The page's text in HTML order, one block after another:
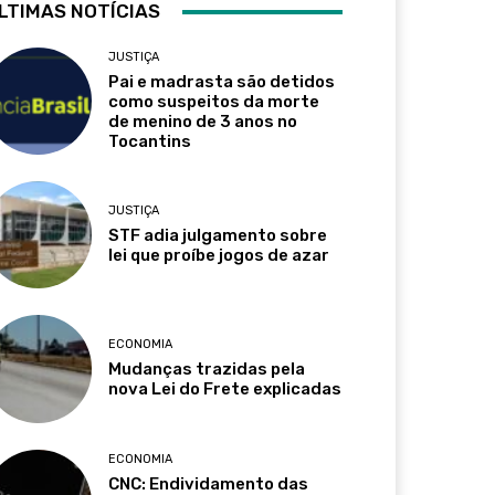
NOTÍCIAS
JUSTIÇA
Pai e madrasta são detidos
como suspeitos da morte
de menino de 3 anos no
Tocantins
JUSTIÇA
STF adia julgamento sobre
lei que proíbe jogos de azar
ECONOMIA
Mudanças trazidas pela
nova Lei do Frete explicadas
ECONOMIA
CNC: Endividamento das